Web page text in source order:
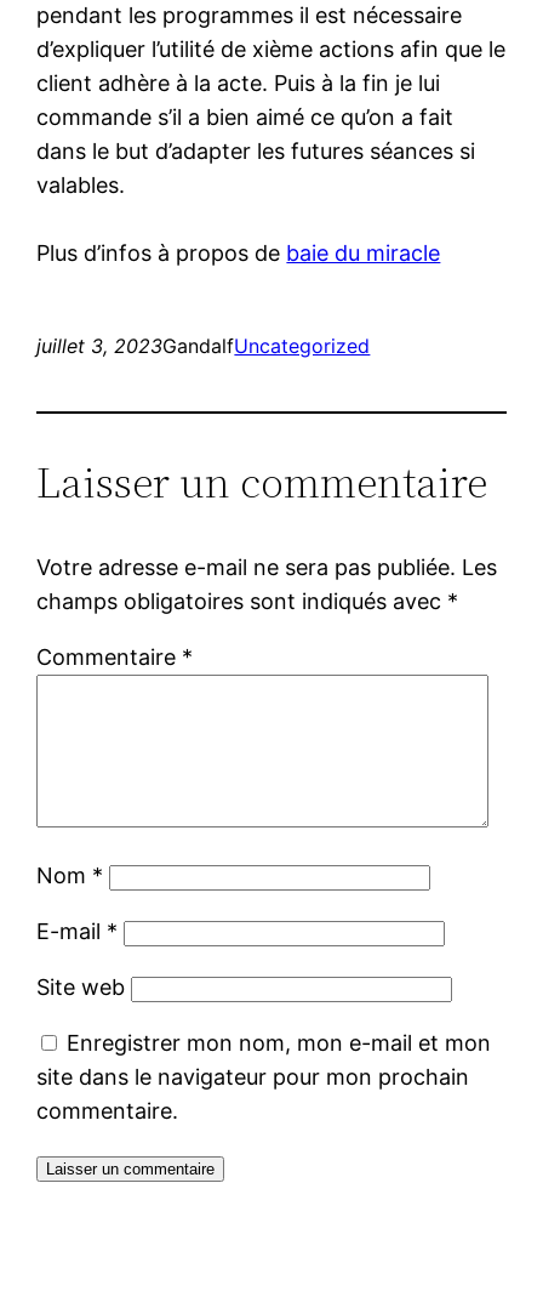
pendant les programmes il est nécessaire
d’expliquer l’utilité de xième actions afin que le
client adhère à la acte. Puis à la fin je lui
commande s’il a bien aimé ce qu’on a fait
dans le but d’adapter les futures séances si
valables.
Plus d’infos à propos de baie du miracle
juillet 3, 2023GandalfUncategorized
Laisser un commentaire
Votre adresse e-mail ne sera pas publiée. Les
champs obligatoires sont indiqués avec *
Commentaire *
Nom *
E-mail *
Site web
Enregistrer mon nom, mon e-mail et mon
site dans le navigateur pour mon prochain
commentaire.